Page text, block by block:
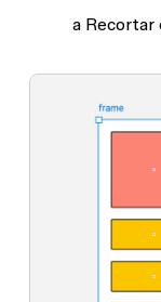
a Recortar